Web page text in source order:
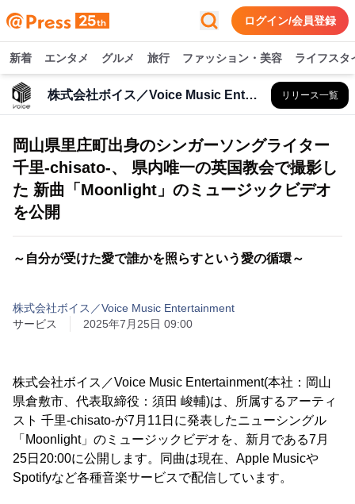
ログイン/会員登録
新着 エンタメ グルメ 旅行 ファッション・美容 ライフスタ
株式会社ボイス／Voice Music Entertainment リリース一覧
岡山県里庄町出身のシンガーソングライター
千里-chisato-、 県内唯一の英国教会で撮影し
た 新曲「Moonlight」のミュージックビデオ
を公開
～自分が受けた愛で誰かを照らすという愛の循環～
株式会社ボイス／Voice Music Entertainment
サービス
2025年7月25日 09:00
株式会社ボイス／Voice Music Entertainment(本社：岡山
県倉敷市、代表取締役：須田 峻輔)は、所属するアーティ
スト 千里-chisato-が7月11日に発表したニューシングル
「Moonlight」のミュージックビデオを、新月である7月
25日20:00に公開します。同曲は現在、Apple Musicや
Spotifyなど各種音楽サービスで配信しています。